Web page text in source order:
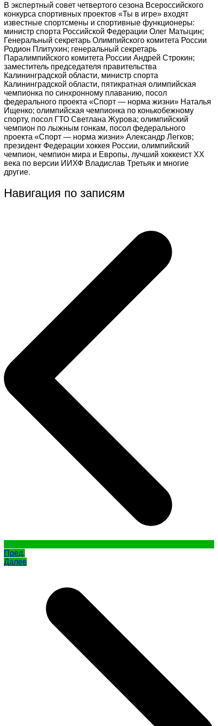
В экспертный совет четвертого сезона Всероссийского
конкурса спортивных проектов «Ты в игре» входят
известные спортсмены и спортивные функционеры:
министр спорта Российской Федерации Олег Матыцин;
Генеральный секретарь Олимпийского комитета России
Родион Плитухин; генеральный секретарь
Паралимпийского комитета России Андрей Строкин;
заместитель председателя правительства
Калининградской области, министр спорта
Калининградской области, пятикратная олимпийская
чемпионка по синхронному плаванию, посол
федерального проекта «Спорт — норма жизни» Наталья
Ищенко; олимпийская чемпионка по конькобежному
спорту, посол ГТО Светлана Журова; олимпийский
чемпион по лыжным гонкам, посол федерального
проекта «Спорт — норма жизни» Александр Легков;
президент Федерации хоккея России, олимпийский
чемпион, чемпион мира и Европы, лучший хоккеист ХХ
века по версии ИИХФ Владислав Третьяк и многие
другие.
Навигация по записям
Пред.
Далее